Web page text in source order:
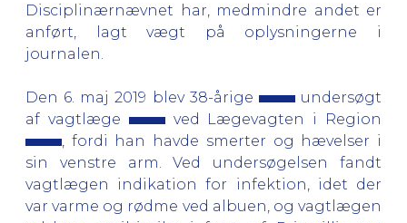
Disciplinærnævnet har, medmindre andet er
anført, lagt vægt på oplysningerne i
journalen.
Den 6. maj 2019 blev 38-årige
undersøgt
af vagtlæge
ved Lægevagten i Region
, fordi han havde smerter og hævelser i
sin venstre arm. Ved undersøgelsen fandt
vagtlægen indikation for infektion, idet der
var varme og rødme ved albuen, og vagtlægen